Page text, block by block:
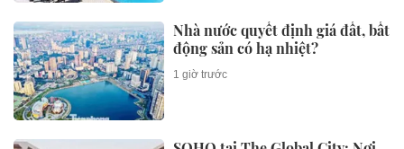
Nhà nước quyết định giá đất, bất
động sản có hạ nhiệt?
1 giờ trước